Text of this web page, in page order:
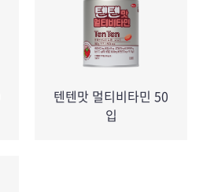
텐텐맛 멀티비타민 50
입